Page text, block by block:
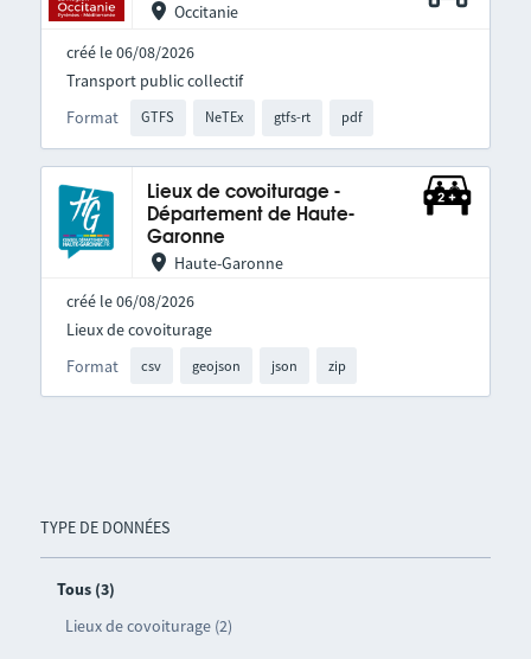
TYPE DE DONNÉES
Tous (3)
Lieux de covoiturage (2)
Occitanie
créé le 06/08/2026
Format GTFS NeTEx gtfs-rt pdf
Transport public collectif
Lieux de covoiturage -
Département de Haute-
Garonne
Haute-Garonne
créé le 06/08/2026
Format csv geojson json zip
Lieux de covoiturage